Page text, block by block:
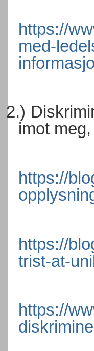
https://
med-
2.)
imot
https://
https://
trist-at-
https://